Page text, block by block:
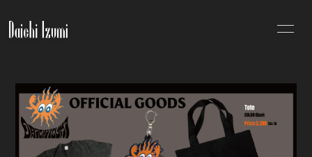
PROFILE
DISCOGRAPHY
VIDEO
MOVIE